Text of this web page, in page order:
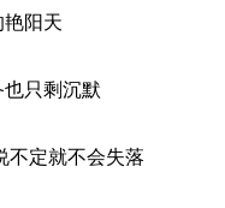
阳天
只剩沉默
不定就不会失落